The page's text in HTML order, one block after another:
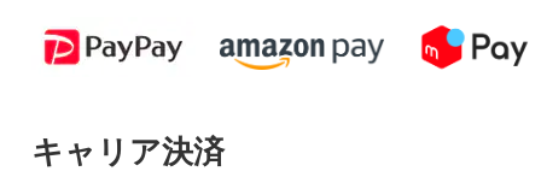
キャリア決済